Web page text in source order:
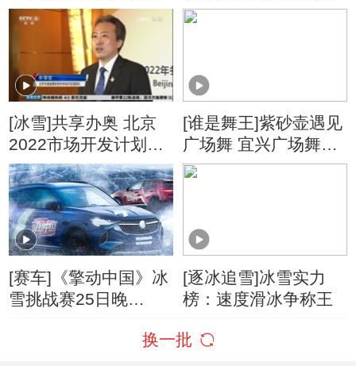
俊杰颁奖
[冰雪]共享办奥 北京
2022市场开发计划启
动
[谁是舞王]紫砂壶遇见
广场舞 宜兴广场舞别
样美
[赛车]《擎动中国》冰
雪挑战赛25日晚
[逐冰追雪]冰雪实力
榜：速度滑冰争称王
换一批